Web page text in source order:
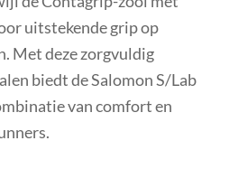
uitstekende grip op
Met deze zorgvuldig
biedt de Salomon S/Lab
van comfort en